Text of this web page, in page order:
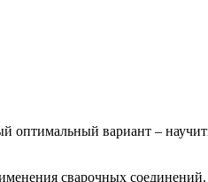
вариант –
сварочных соединений.